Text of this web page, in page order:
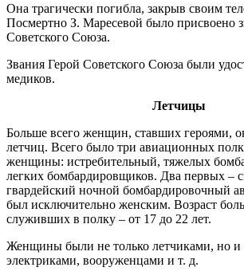
Она трагически погибла, закрыв своим
Посмертно З. Маресевой было присвоено
Советского Союза.
Звания Герой Советского Союза были
медиков.
Летчицы
Больше всего женщин, ставших героями,
летчиц. Всего было три авиационных
женщины: истребительный, тяжелых
легких бомбардировщиков. Два первых –
гвардейский ночной бомбардировочный
был исключительно женским. Возраст
служивших в полку – от 17 до 22 лет.
Женщины были не только летчиками, но и
электриками, вооруженцами и т. д.